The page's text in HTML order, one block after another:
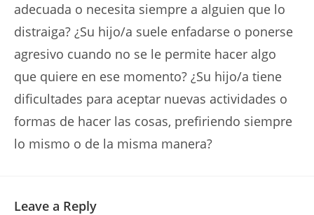
adecuada o necesita siempre a alguien que lo
distraiga? ¿Su hijo/a suele enfadarse o ponerse
agresivo cuando no se le permite hacer algo
que quiere en ese momento? ¿Su hijo/a tiene
dificultades para aceptar nuevas actividades o
formas de hacer las cosas, prefiriendo siempre
lo mismo o de la misma manera?
Leave a Reply